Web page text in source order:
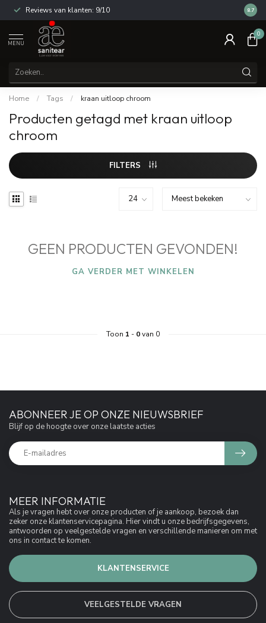
Reviews van klanten: 9/10 14
8.7
MENU
0
Home / Tags / kraan uitloop chroom
Producten getagd met kraan uitloop
chroom
FILTERS
GEEN PRODUCTEN GEVONDEN!
GA VERDER MET WINKELEN
Toon 1 - 0van 0
MEER INFORMATIE
Als je vragen hebt over onze producten of je aankoop, bezoek dan
zeker onze klantenservicepagina. Hier vindt u onze bedrijfsgegevens,
antwoorden op veelgestelde vragen en verschillende manieren om met
ons in contact te komen.
KLANTENSERVICE
VEELGESTELDE VRAGEN
ABONNEER JE OP ONZE NIEUWSBRIEF
Blijf op de hoogte over onze laatste acties